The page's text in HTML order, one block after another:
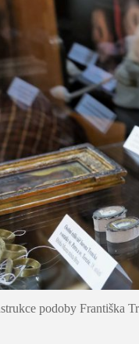
podoby Františka